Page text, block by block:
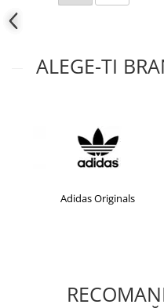
ALEGE-TI
Adidas Originals